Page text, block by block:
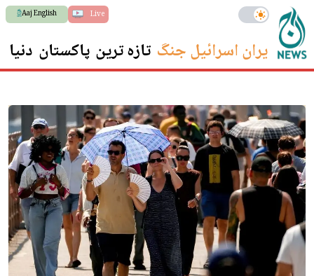
Live
Aaj English
ایران اسرائیل جنگ تازہ ترین پاکستان دنیا